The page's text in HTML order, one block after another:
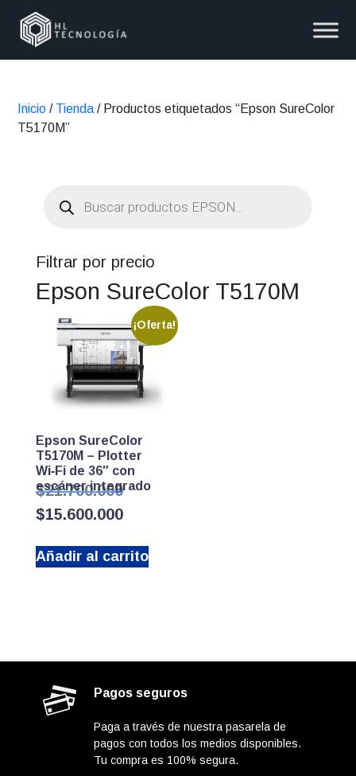
Inicio / Tienda / Productos etiquetados “Epson SureColor
T5170M”
productos
Filtrar por precio
Epson SureColor T5170M
¡Oferta!
Epson SureColor
T5170M – Plotter
Wi‑Fi de 36″ con
escáner integrado
$21.700.000El
original
$21.700.000.
$15.600.000El
es:
Añadir al carrito
Pagos seguros
Paga a través de nuestra pasarela de
pagos con todos los medios disponibles.
Tu compra es 100% segura.